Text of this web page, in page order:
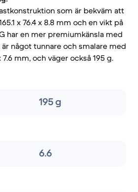
som är bekväm att
x 76.4 x 8.8 mm och en vikt på
har en mer premiumkänsla med
något tunnare och smalare med
7.6 mm, och väger också 195 g.
195 g
6.6